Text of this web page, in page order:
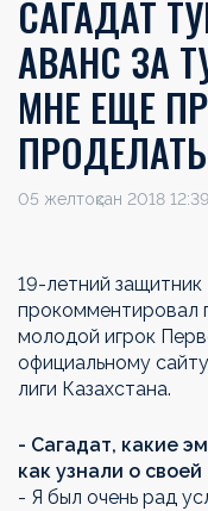
САГАДАТ
АВАНС ЗА
МНЕ ЕЩЕ
05 желтоқсан 2018 12:39
19-летний
прокомментировал
молодой игрок
официальному
лиги Казахстана.
- Сагадат, какие
как узнали о
- Я был очень рад